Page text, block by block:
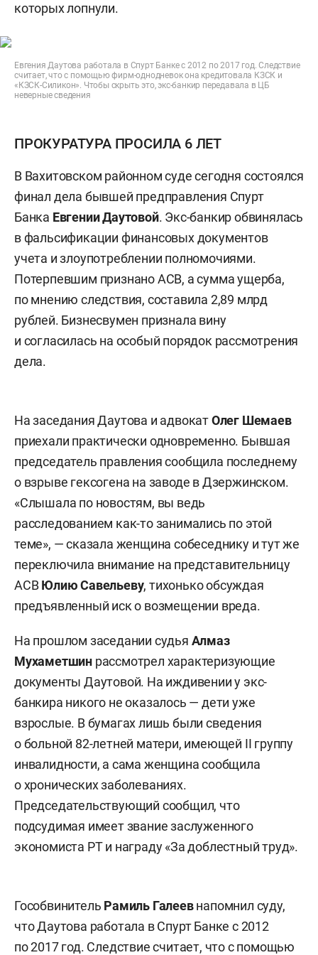
которых лопнули.
Евгения Даутова работала в Спурт Банке с 2012 по 2017 год. Следствие
считает, что с помощью фирм-однодневок она кредитовала КЗСК и
«КЗСК-Силикон». Чтобы скрыть это, экс-банкир передавала в ЦБ
неверные сведения
ПРОКУРАТУРА ПРОСИЛА 6 ЛЕТ
В Вахитовском районном суде сегодня состоялся
финал дела бывшей предправления Спурт
Банка ЕвгенииДаутовой. Экс-банкир обвинялась
в фальсификации финансовых документов
учета и злоупотреблении полномочиями.
Потерпевшим признано АСВ, а сумма ущерба,
по мнению следствия, составила 2,89 млрд
рублей. Бизнесвумен признала вину
и согласилась на особый порядок рассмотрения
дела.
На заседания Даутова и адвокатОлег Шемаев
приехали практически одновременно. Бывшая
председатель правления сообщила последнему
о взрыве гексогена на заводе в Дзержинском.
«Слышала по новостям, вы ведь
расследованием как-то занимались по этой
теме», — сказала женщина собеседнику и тут же
переключила внимание на представительницу
АСВЮлию Савельеву, тихонько обсуждая
предъявленный иск о возмещении вреда.
На прошлом заседании судья Алмаз
Мухаметшин рассмотрел характеризующие
документы Даутовой. На иждивении у экс-
банкира никого не оказалось — дети уже
взрослые. В бумагах лишь были сведения
о больной 82-летней матери, имеющей II группу
инвалидности, а сама женщина сообщила
о хронических заболеваниях.
Председательствующий сообщил, что
подсудимая имеет звание заслуженного
экономиста РТ и награду «За доблестный труд».
Гособвинитель Рамиль Галеевнапомнил суду,
что Даутова работала в Спурт Банке с 2012
по 2017 год. Следствие считает, что с помощью